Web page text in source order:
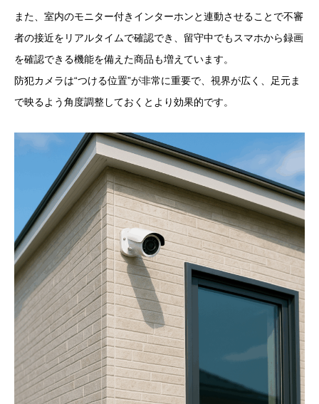
また、室内のモニター付きインターホンと連動させることで不審
者の接近をリアルタイムで確認でき、留守中でもスマホから録画
を確認できる機能を備えた商品も増えています。
防犯カメラは“つける位置”が非常に重要で、視界が広く、足元ま
で映るよう角度調整しておくとより効果的です。